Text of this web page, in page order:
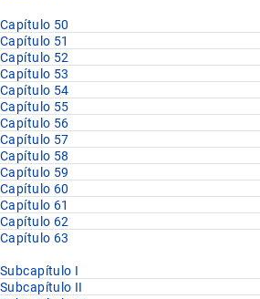
Capítulo 50
Capítulo 51
Capítulo 52
Capítulo 53
Capítulo 54
Capítulo 55
Capítulo 56
Capítulo 57
Capítulo 58
Capítulo 59
Capítulo 60
Capítulo 61
Capítulo 62
Capítulo 63
Subcapítulo I
Subcapítulo II